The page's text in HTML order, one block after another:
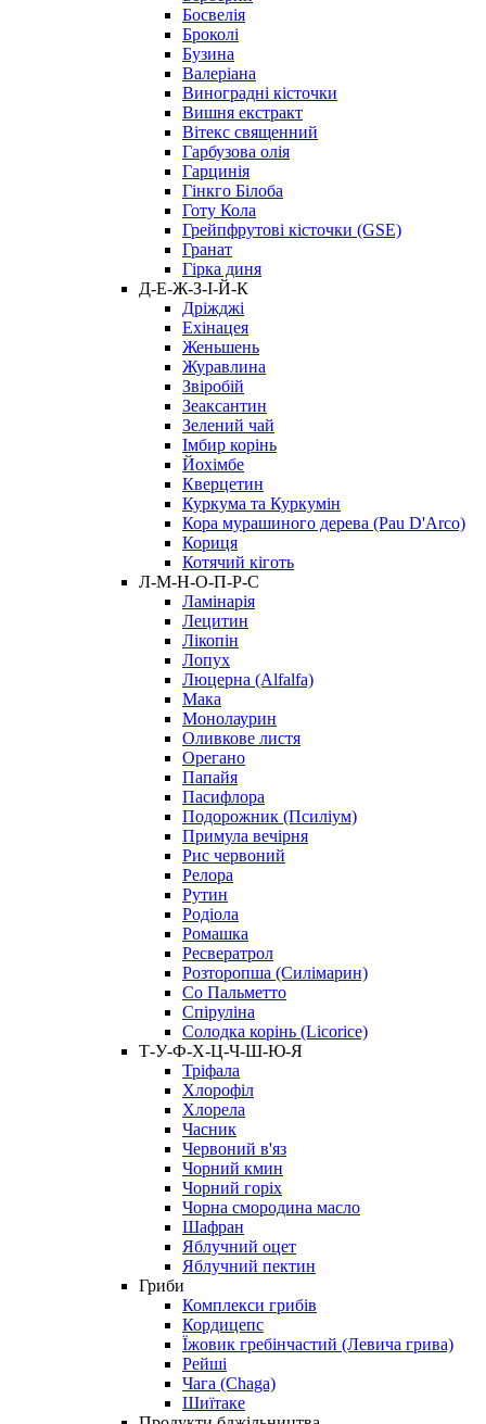
Босвелія
Броколі
Бузина
Валеріана
Виноградні кісточки
Вишня екстракт
Вітекс священний
Гарбузова олія
Гарцинія
Гінкго Білоба
Готу Кола
Грейпфрутові кісточки (GSE)
Гранат
Гірка диня
Д-Е-Ж-З-І-Й-К
Дріжджі
Ехінацея
Женьшень
Журавлина
Звіробій
Зеаксантин
Зелений чай
Імбир корінь
Йохімбе
Кверцетин
Куркума та Куркумін
Кора мурашиного дерева (Pau D'Arco)
Кориця
Котячий кіготь
Л-М-Н-О-П-Р-С
Ламінарія
Лецитин
Лікопін
Лопух
Люцерна (Alfalfa)
Мака
Монолаурин
Оливкове листя
Орегано
Папайя
Пасифлора
Подорожник (Псиліум)
Примула вечірня
Рис червоний
Релора
Рутин
Родіола
Ромашка
Ресвератрол
Розторопша (Силімарин)
Со Пальметто
Спіруліна
Солодка корінь (Licorice)
Т-У-Ф-Х-Ц-Ч-Ш-Ю-Я
Тріфала
Хлорофіл
Хлорела
Часник
Червоний в'яз
Чорний кмин
Чорний горіх
Чорна смородина масло
Шафран
Яблучний оцет
Яблучний пектин
Гриби
Комплекси грибів
Кордицепс
Їжовик гребінчастий (Левича грива)
Рейші
Чага (Chaga)
Шиїтаке